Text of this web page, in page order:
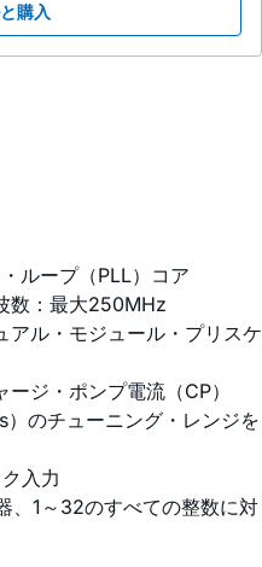
購入
ループ（PLL）コア
数：最大250MHz
アル・モジュール・プリスケ
ジ・ポンプ電流（CP）
）のチューニング・レンジを
入力
、1～32のすべての整数に対